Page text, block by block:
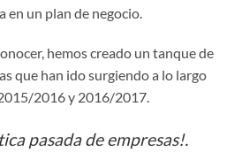
en un plan de negocio.
hemos creado un tanque de
que han ido surgiendo a lo largo
2016 y 2016/2017.
pasada de empresas!.